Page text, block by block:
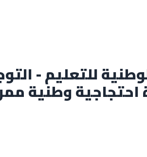
للتعليم -
وطنية